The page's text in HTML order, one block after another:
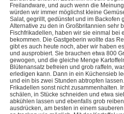
Freilandware, und auch wenn die
würden wir immer möglichst kleine
Salat, gegrillt, gedünstet und im Backofen
Alternative zu den in Großbritannien sehr
Fischfrikadellen, haben wir sie einmal bei
bekommen. Die Gastgeberin wollte das
gibt es auch heute noch, aber wir haben
und ausprobiert. Sie brauchen etwa 800
gewogen, und die gleiche Menge
Blütenansatz befreien und grob raffeln,
erledigen kann. Dann in ein Küchensieb
und ein bis zwei Stunden abtropfen
Frikadellen sonst nicht zusammenhalten.
schälen, in Stücke schneiden und etwa
abkühlen lassen und ebenfalls grob
ausdrücken, am besten in einem